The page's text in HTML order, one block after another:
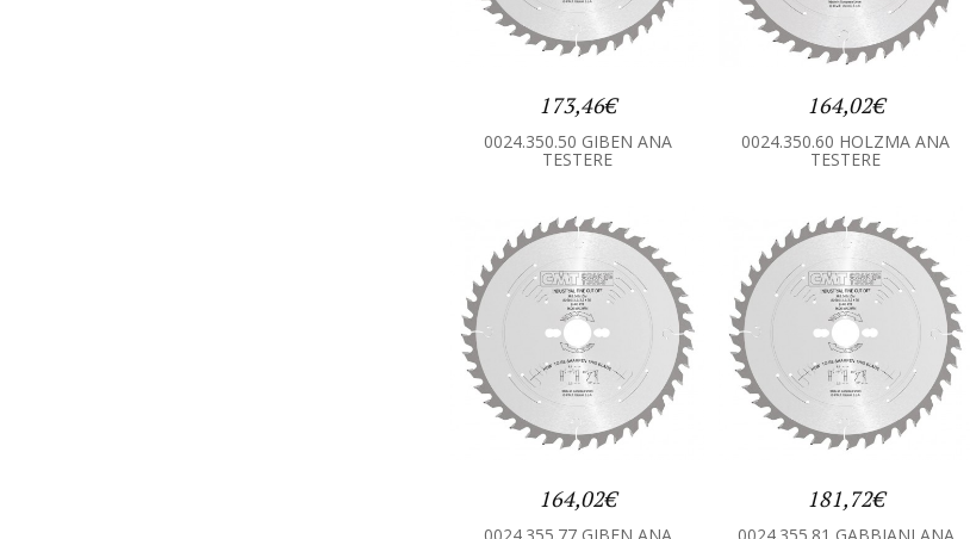
0024.350.50 GIBEN ANA
TESTERE
173,46€
0024.350.60 HOLZMA ANA
TESTERE
164,02€
164,02€ 181,72€